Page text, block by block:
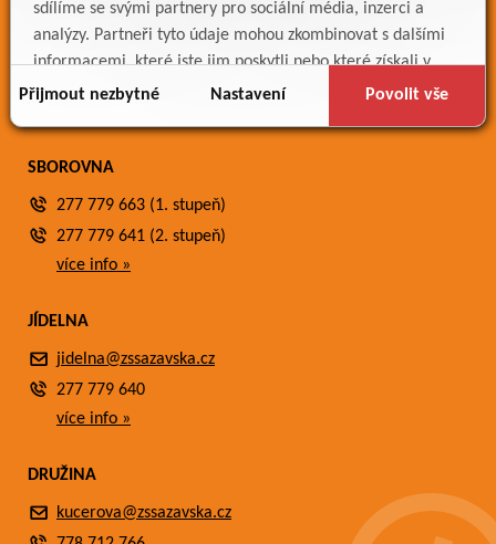
sdílíme se svými partnery pro sociální média, inzerci a
analýzy. Partneři tyto údaje mohou zkombinovat s dalšími
informacemi, které jste jim poskytli nebo které získali v
důsledku toho, že používáte jejich služby.
Přijmout nezbytné Nastavení Povolit vše
Jídelníček
Meteostanice
SBOROVNA
277 779 663 (1. stupeň)
277 779 641 (2. stupeň)
více info »
JÍDELNA
jidelna@zssazavska.cz
277 779 640
více info »
DRUŽINA
kucerova@zssazavska.cz